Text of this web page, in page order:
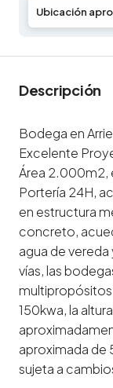
Ubicación
Descripción
Bodega en
Excelente
Área 2.000m2,
Portería 24H,
en estructura
concreto,
agua de
vías, las
150kwa, la
aproximada de
sujeta a